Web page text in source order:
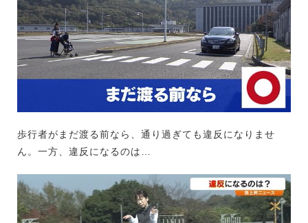
歩行者がまだ渡る前なら、通り過ぎても違反になりませ
ん。一方、違反になるのは…